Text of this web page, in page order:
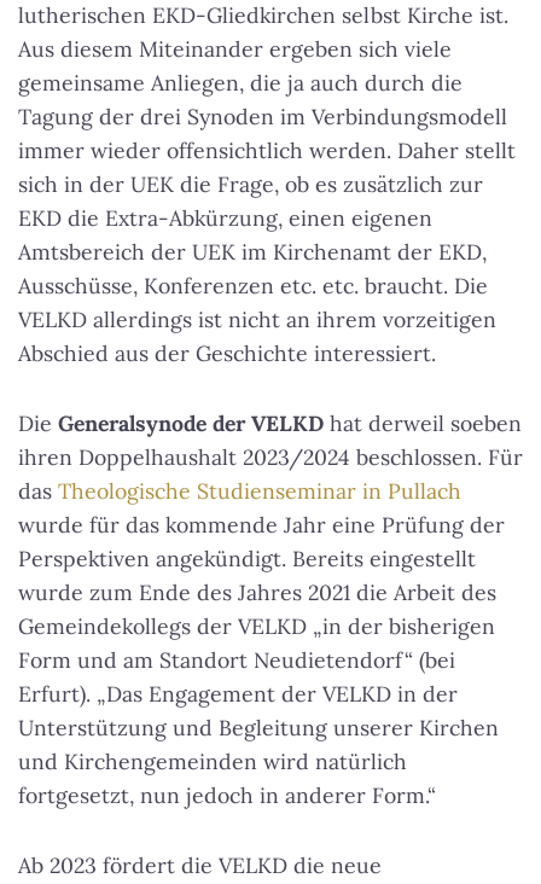
lutherischen EKD-Gliedkirchen selbst Kirche ist.
Aus diesem Miteinander ergeben sich viele
gemeinsame Anliegen, die ja auch durch die
Tagung der drei Synoden im Verbindungsmodell
immer wieder offensichtlich werden. Daher stellt
sich in der UEK die Frage, ob es zusätzlich zur
EKD die Extra-Abkürzung, einen eigenen
Amtsbereich der UEK im Kirchenamt der EKD,
Ausschüsse, Konferenzen etc. etc. braucht. Die
VELKD allerdings ist nicht an ihrem vorzeitigen
Abschied aus der Geschichte interessiert.
Die Generalsynode der VELKD hat derweil soeben
ihren Doppelhaushalt 2023/2024 beschlossen. Für
das Theologische Studienseminar in Pullach
wurde für das kommende Jahr eine Prüfung der
Perspektiven angekündigt. Bereits eingestellt
wurde zum Ende des Jahres 2021 die Arbeit des
Gemeindekollegs der VELKD „in der bisherigen
Form und am Standort Neudietendorf“ (bei
Erfurt). „Das Engagement der VELKD in der
Unterstützung und Begleitung unserer Kirchen
und Kirchengemeinden wird natürlich
fortgesetzt, nun jedoch in anderer Form.“
Ab 2023 fördert die VELKD die neue